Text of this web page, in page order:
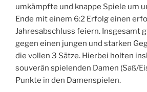
umkämpfte und knappe Spiele um
Ende mit einem 6:2 Erfolg einen
Jahresabschluss feiern. Insgesamt
gegen einen jungen und starken
die vollen 3 Sätze. Hierbei holten
souverän spielenden Damen (Saß/
Punkte in den Damenspielen.